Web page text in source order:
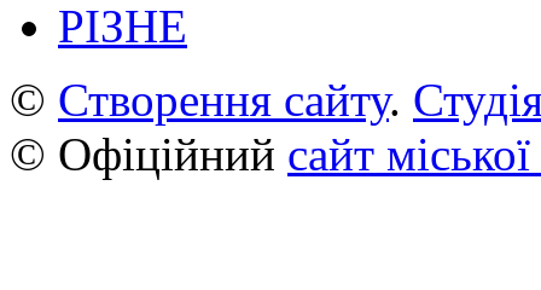
РІЗНЕ
© Створення сайту.
© Офіційний сайт